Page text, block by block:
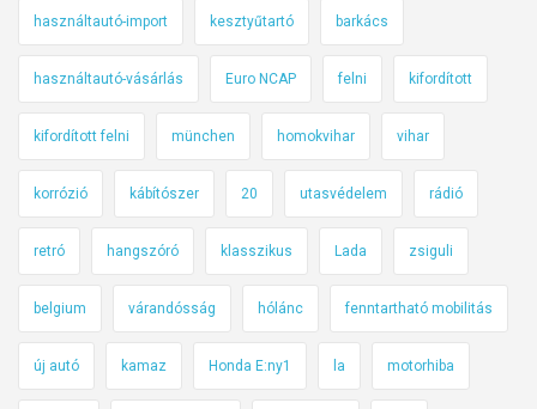
használtautó-import kesztyűtartó barkács
használtautó-vásárlás Euro NCAP felni kifordított
kifordított felni münchen homokvihar vihar
korrózió kábítószer 20 utasvédelem rádió
retró hangszóró klasszikus Lada zsiguli
belgium várandósság hólánc fenntartható mobilitás
új autó kamaz Honda E:ny1 la motorhiba